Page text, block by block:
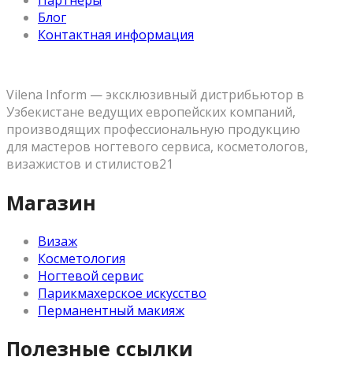
Блог
Контактная информация
Vilena Inform — эксклюзивный дистрибьютор в
Узбекистане ведущих европейских компаний,
производящих профессиональную продукцию
для мастеров ногтевого сервиса, косметологов,
визажистов и стилистов21
Магазин
Визаж
Косметология
Ногтевой сервис
Парикмахерское искусство
Перманентный макияж
Полезные ссылки